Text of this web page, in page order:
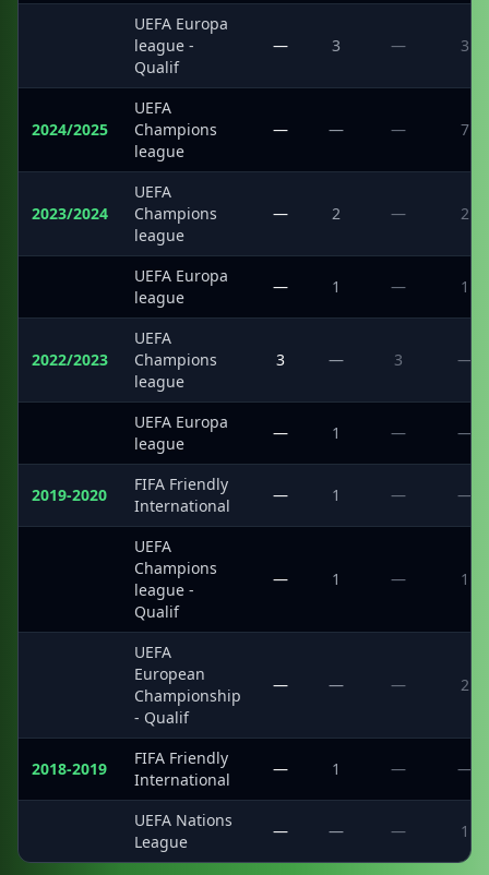
UEFA Europa
league -
Qualif
— 3 — 3
2024/2025
UEFA
Champions
league
— — — 7
2023/2024
UEFA
Champions
league
— 2 — 2
UEFA Europa
league
— 1 — 1
2022/2023
UEFA
Champions
league
3 — 3 —
UEFA Europa
league
— 1 — —
2019-2020
FIFA Friendly
International
— 1 — —
UEFA
Champions
league -
Qualif
— 1 — 1
UEFA
European
Championship
- Qualif
— — — 2
2018-2019
FIFA Friendly
International
— 1 — —
UEFA Nations
League
— — — 1